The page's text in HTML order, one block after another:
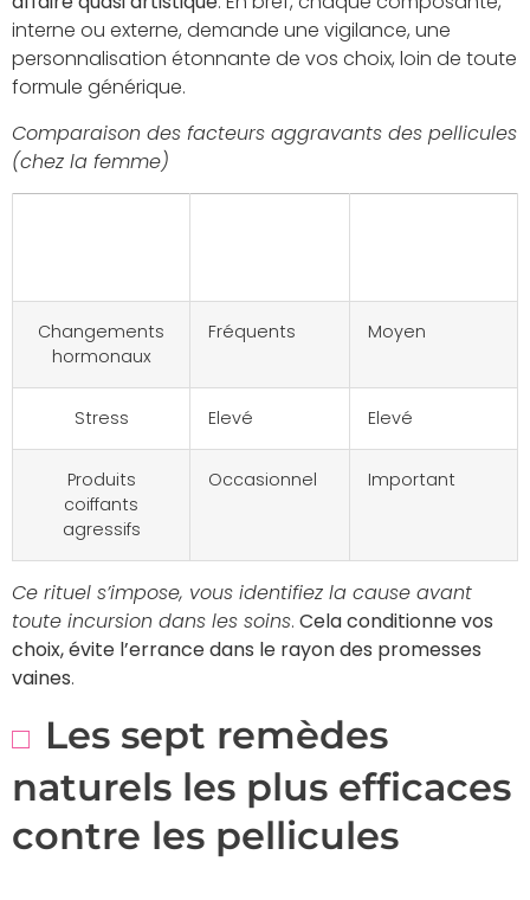
interne ou externe, demande une vigilance, une
personnalisation étonnante de vos choix, loin de toute
formule générique.
Comparaison des facteurs aggravants des pellicules
(chez la femme)
Changements
hormonaux
Fréquents Moyen
Stress Elevé Elevé
Produits
coiffants
agressifs
Occasionnel Important
Ce rituel s’impose, vous identifiez la cause avant
toute incursion dans les soins. Cela conditionne vos
choix, évite l’errance dans le rayon des promesses
vaines.
Les sept remèdes
naturels les plus efficaces
contre les pellicules